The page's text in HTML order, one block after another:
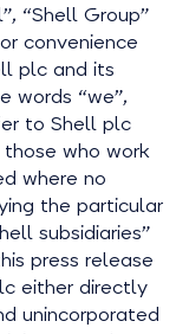
“Shell Group”
convenience
plc and its
words “we”,
to Shell plc
those who work
where no
the particular
subsidiaries”
press release
either directly
unincorporated